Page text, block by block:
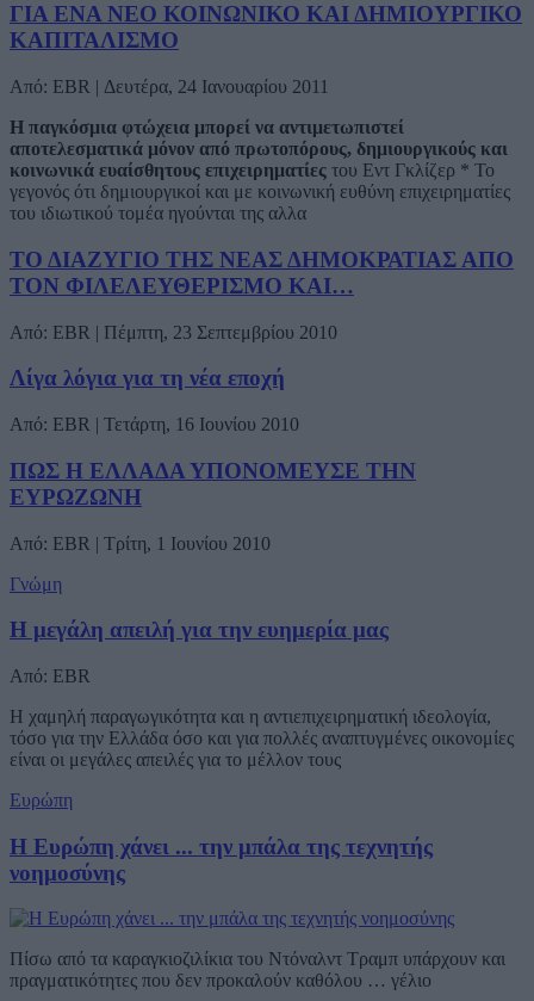
ΓΙΑ ΕΝΑ ΝΕΟ ΚΟΙΝΩΝΙΚΟ ΚΑΙ ΔΗΜΙΟΥΡΓΙΚΟ
ΚΑΠΙΤΑΛΙΣΜΟ
Από: EBR | Δευτέρα, 24 Ιανουαρίου 2011
Η παγκόσμια φτώχεια μπορεί να αντιμετωπιστεί
αποτελεσματικά μόνον από πρωτοπόρους, δημιουργικούς και
κοινωνικά ευαίσθητους επιχειρηματίες του Εντ Γκλίζερ * Το
γεγονός ότι δημιουργικοί και με κοινωνική ευθύνη επιχειρηματίες
του ιδιωτικού τομέα ηγούνται της αλλα
ΤΟ ΔΙΑΖΥΓΙΟ ΤΗΣ ΝΕΑΣ ΔΗΜΟΚΡΑΤΙΑΣ ΑΠΟ
ΤΟΝ ΦΙΛΕΛΕΥΘΕΡΙΣΜΟ ΚΑΙ…
Από: EBR | Πέμπτη, 23 Σεπτεμβρίου 2010
Λίγα λόγια για τη νέα εποχή
Από: EBR | Τετάρτη, 16 Ιουνίου 2010
ΠΩΣ Η ΕΛΛΑΔΑ ΥΠΟΝΟΜΕΥΣΕ ΤΗΝ
ΕΥΡΩΖΩΝΗ
Από: EBR | Τρίτη, 1 Ιουνίου 2010
Γνώμη
Η μεγάλη απειλή για την ευημερία μας
Από: EBR
Η χαμηλή παραγωγικότητα και η αντιεπιχειρηματική ιδεολογία,
τόσο για την Ελλάδα όσο και για πολλές αναπτυγμένες οικονομίες
είναι οι μεγάλες απειλές για το μέλλον τους
Ευρώπη
Η Ευρώπη χάνει ... την μπάλα της τεχνητής
νοημοσύνης
Πίσω από τα καραγκιοζιλίκια του Ντόναλντ Τραμπ υπάρχουν και
πραγματικότητες που δεν προκαλούν καθόλου … γέλιο